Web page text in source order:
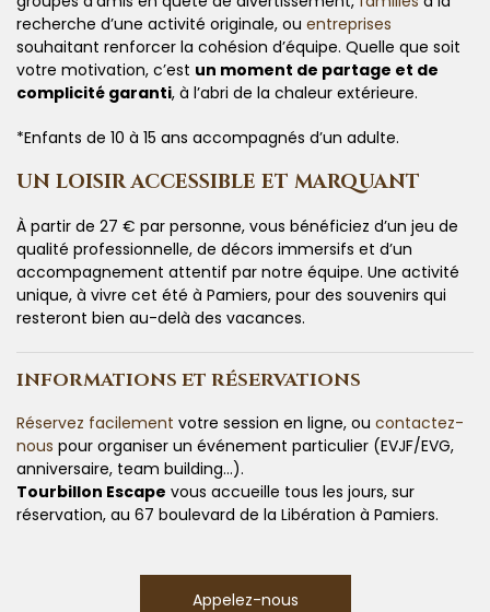
recherche d’une activité originale, ou entreprises
souhaitant renforcer la cohésion d’équipe. Quelle que soit
votre motivation, c’est un moment de partage et de
complicité garanti, à l’abri de la chaleur extérieure.
*Enfants de 10 à 15 ans accompagnés d’un adulte.
UN LOISIR ACCESSIBLE ET MARQUANT
À partir de 27 € par personne, vous bénéficiez d’un jeu de
qualité professionnelle, de décors immersifs et d’un
accompagnement attentif par notre équipe. Une activité
unique, à vivre cet été à Pamiers, pour des souvenirs qui
resteront bien au-delà des vacances.
INFORMATIONS ET RÉSERVATIONS
Réservez facilement votre session en ligne, ou contactez-
nous pour organiser un événement particulier (EVJF/EVG,
anniversaire, team building…).
Tourbillon Escape vous accueille tous les jours, sur
réservation, au 67 boulevard de la Libération à Pamiers.
Appelez-nous